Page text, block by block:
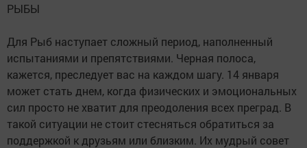
РЫБЫ
Для Рыб наступает сложный период, наполненный
испытаниями и препятствиями. Черная полоса,
кажется, преследует вас на каждом шагу. 14 января
может стать днем, когда физических и эмоциональных
сил просто не хватит для преодоления всех преград. В
такой ситуации не стоит стесняться обратиться за
поддержкой к друзьям или близким. Их мудрый совет